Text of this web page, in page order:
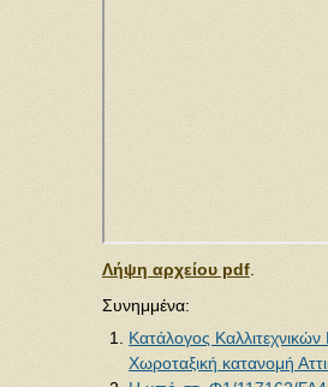
Λήψη αρχείου pdf.
Συνημμένα:
Κατάλογος
Χωροταξική κατανομή